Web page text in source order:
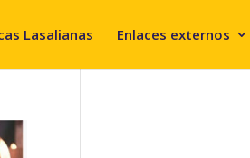
Lasalianas Enlaces externos